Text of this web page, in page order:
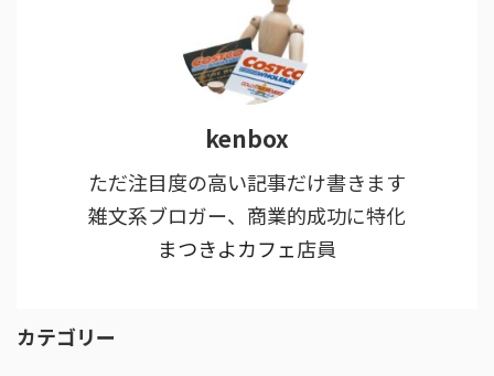
kenbox
ただ注目度の高い記事だけ書きます
雑文系ブロガー、商業的成功に特化
まつきよカフェ店員
カテゴリー